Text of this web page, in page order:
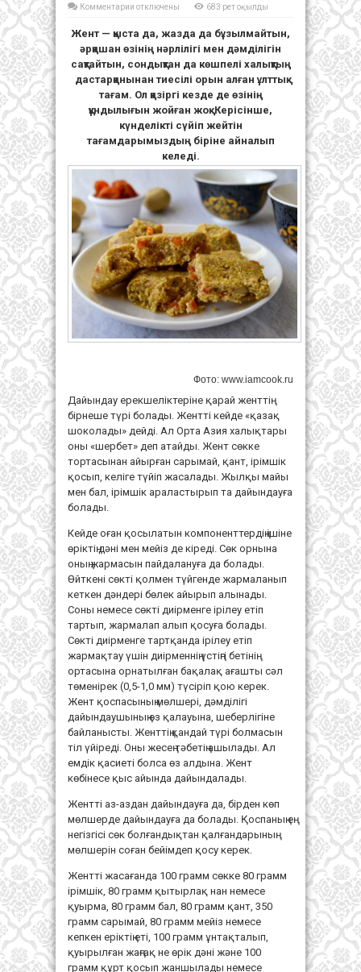
Комментарии к
жасалатын
тәтті
тағамдар
отключены 683 рет оқылды
Жент — қыста да, жазда да бұзылмайтын,
әрқашан өзінің нәрлілігі мен дәмділігін
сақтайтын, сондықтан да көшпелі халықтың
дастарқанынан тиесілі орын алған ұлттық
тағам. Ол қазіргі кезде де өзінің
құндылығын жойған жоқ. Керісінше,
күнделікті сүйіп жейтін
тағамдарымыздың біріне айналып
келеді.
Фото: www.iamcook.ru
Дайындау ерекшеліктеріне қарай женттің
бірнеше түрі болады. Жентті кейде «қазақ
шоколады» дейді. Ал Орта Азия халықтары
оны «шербет» деп атайды. Жент сөкке
тортасынан айырған сарымай, қант, ірімшік
қосып, келіге түйіп жасалады. Жылқы майы
мен бал, ірімшік араластырып та дайындауға
болады.
Кейде оған қосылатын компоненттердің ішіне
өріктің дәні мен мейіз де кіреді. Сөк орнына
оның жармасын пайдалануға да болады.
Өйткені сөкті қолмен түйгенде жармаланып
кеткен дәндері бөлек айырып алынады.
Соны немесе сөкті диірменге ірілеу етіп
тартып, жармалап алып қосуға болады.
Сөкті диірменге тартқанда ірілеу етіп
жармақтау үшін диірменнің үстіңгі бетінің
ортасына орнатылған бақалақ ағашты сәл
төменірек (0,5-1,0 мм) түсіріп қою керек.
Жент қоспасының мөлшері, дәмділігі
дайындаушының өз қалауына, шеберлігіне
байланысты. Женттің қандай түрі болмасын
тіл үйіреді. Оны жесең тәбетің ашылады. Ал
емдік қасиеті болса өз алдына. Жент
көбінесе қыс айында дайындалады.
Жентті аз-аздан дайындауға да, бірден көп
мөлшерде дайындауға да болады. Қоспаның ең
негізгісі сөк болғандықтан қалғандарының
мөлшерін соған бейімдеп қосу керек.
Жентті жасағанда 100 грамм сөкке 80 грамм
ірімшік, 80 грамм қытырлақ нан немесе
қуырма, 80 грамм бал, 80 грамм қант, 350
грамм сарымай, 80 грамм мейіз немесе
кепкен еріктің еті, 100 грамм ұнтақталып,
қуырылған жаңғақ не өрік дәні және 100
грамм құрт қосып жаншылады немесе